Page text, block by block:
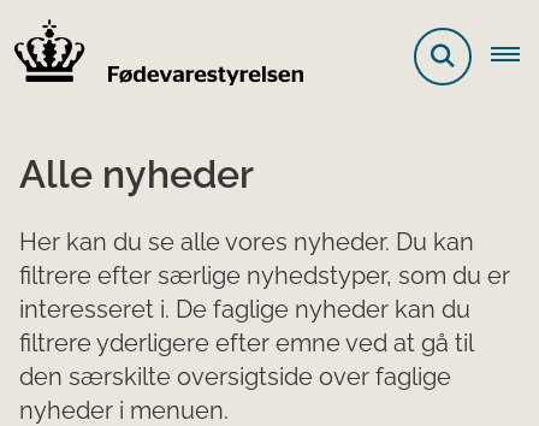
Alle nyheder
Her kan du se alle vores nyheder. Du kan
filtrere efter særlige nyhedstyper, som du er
interesseret i. De faglige nyheder kan du
filtrere yderligere efter emne ved at gå til
den særskilte oversigtside over faglige
nyheder i menuen.